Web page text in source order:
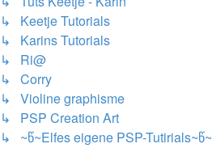
↳ Keetje Tutorials
↳ Karins Tutorials
↳ Ri@
↳ Corry
↳ Violine graphisme
↳ PSP Creation Art
↳ ~წ~Elfes eigene PSP-Tutirials~წ~